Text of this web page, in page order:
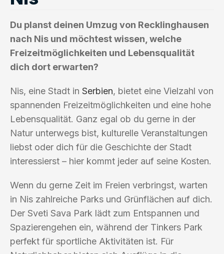
Du planst deinen Umzug von Recklinghausen
nach Nis und möchtest wissen, welche
Freizeitmöglichkeiten und Lebensqualität
dich dort erwarten?
Nis, eine Stadt in Serbien, bietet eine Vielzahl von
spannenden Freizeitmöglichkeiten und eine hohe
Lebensqualität. Ganz egal ob du gerne in der
Natur unterwegs bist, kulturelle Veranstaltungen
liebst oder dich für die Geschichte der Stadt
interessierst – hier kommt jeder auf seine Kosten.
Wenn du gerne Zeit im Freien verbringst, warten
in Nis zahlreiche Parks und Grünflächen auf dich.
Der Sveti Sava Park lädt zum Entspannen und
Spazierengehen ein, während der Tinkers Park
perfekt für sportliche Aktivitäten ist. Für